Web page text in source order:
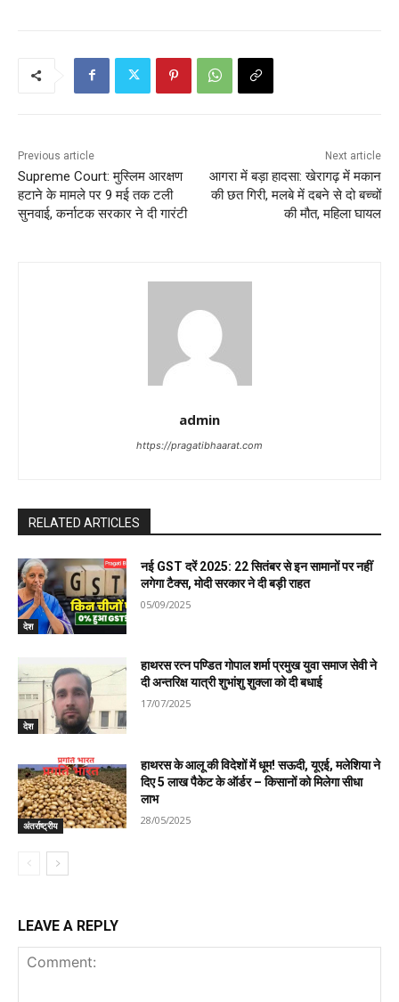
Previous article
Supreme Court: मुस्लिम आरक्षण
हटाने के मामले पर 9 मई तक टली
सुनवाई, कर्नाटक सरकार ने दी गारंटी
Next article
आगरा में बड़ा हादसा: खेरागढ़ में मकान
की छत गिरी, मलबे में दबने से दो बच्चों
की मौत, महिला घायल
admin
https://pragatibhaarat.com
RELATED ARTICLES
देश
नई GST दरें 2025: 22 सितंबर से इन सामानों पर नहीं
लगेगा टैक्स, मोदी सरकार ने दी बड़ी राहत
05/09/2025
देश
हाथरस रत्न पण्डित गोपाल शर्मा प्रमुख युवा समाज सेवी ने
दी अन्तरिक्ष यात्री शुभांशु शुक्ला को दी बधाई
17/07/2025
अंतर्राष्ट्रीय
हाथरस के आलू की विदेशों में धूम! सऊदी, यूएई, मलेशिया ने
दिए 5 लाख पैकेट के ऑर्डर – किसानों को मिलेगा सीधा
लाभ
28/05/2025
LEAVE A REPLY